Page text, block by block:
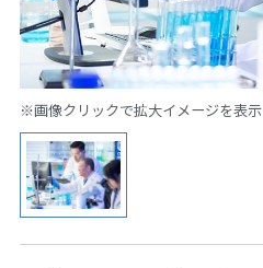
※画像クリックで拡大イメージを表示